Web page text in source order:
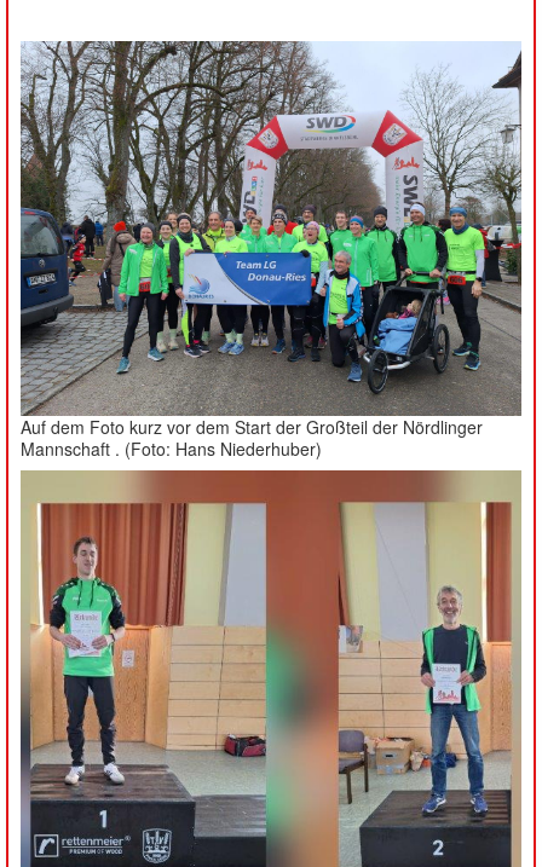
Auf dem Foto kurz vor dem Start der Großteil der Nördlinger
Mannschaft . (Foto: Hans Niederhuber)